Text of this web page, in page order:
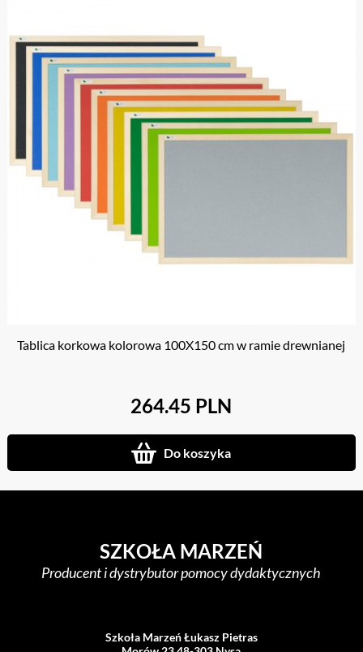
Tablica korkowa kolorowa 100X150 cm w ramie drewnianej
264.45 PLN
Do koszyka
SZKOŁA MARZEŃ
Producent i dystrybutor pomocy dydaktycznych
Szkoła Marzeń Łukasz Pietras